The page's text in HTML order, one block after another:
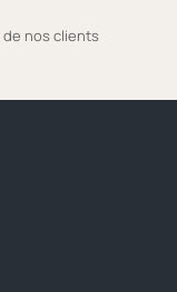
de nos clients